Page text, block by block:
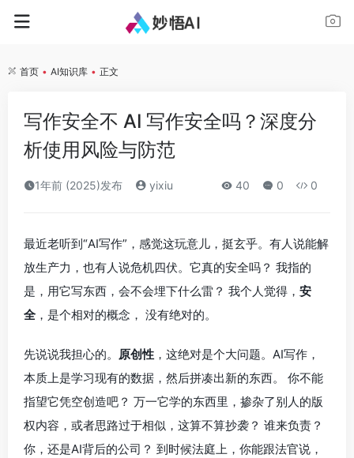
首页 • AI知识库 • 正文
写作安全不 AI 写作安全吗？深度分
析使用风险与防范
1年前 (2025)发布 yixiu 40 0 0
最近老听到“AI写作”，感觉这玩意儿，挺玄乎。有人说能解
放生产力，也有人说危机四伏。它真的安全吗？ 我指的
是，用它写东西，会不会埋下什么雷？ 我个人觉得， 安
全，是个相对的概念， 没有绝对的。
先说说我担心的。 原创性 ，这绝对是个大问题。AI写作，
本质上是学习现有的数据，然后拼凑出新的东西。 你不能
指望它凭空创造吧？ 万一它学的东西里，掺杂了别人的版
权内容，或者思路过于相似，这算不算抄袭？ 谁来负责？
你，还是AI背后的公司？ 到时候法庭上，你能跟法官说，